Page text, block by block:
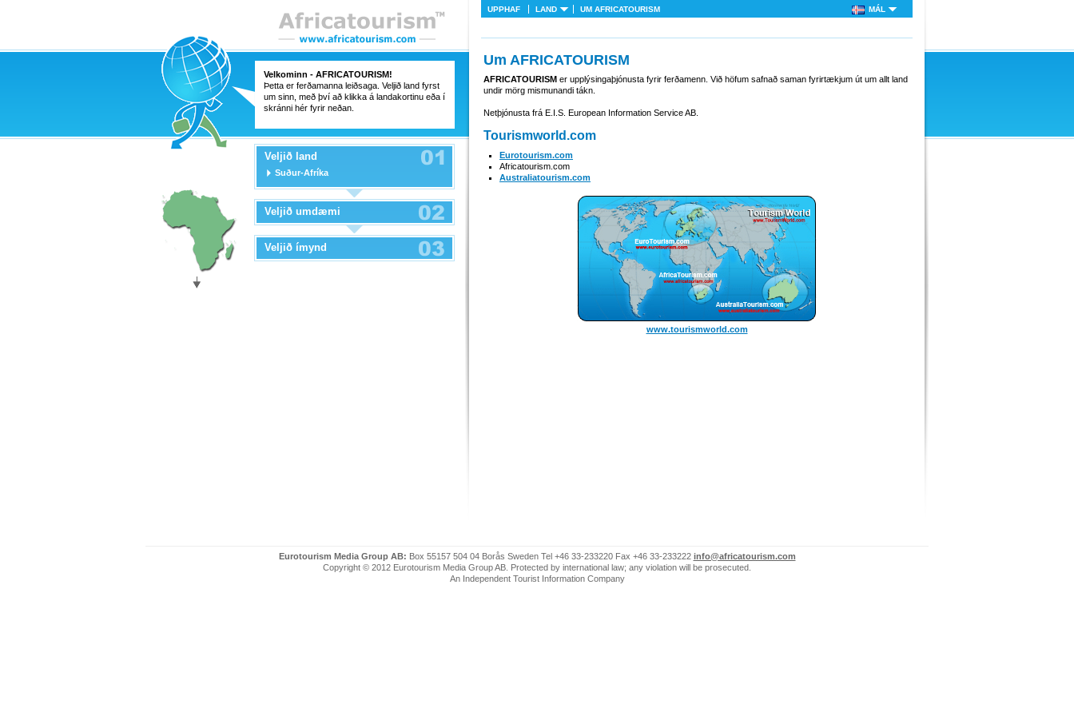
Velkominn - AFRICATOURISM!
Þetta er ferðamanna leiðsaga. Veljið land fyrst
um sinn, með því að klikka á landakortinu eða í
skránni hér fyrir neðan.
Veljið land
Suður-Afríka
Veljið umdæmi
Veljið ímynd
UPPHAF LAND UM AFRICATOURISM MÁL
Um AFRICATOURISM
AFRICATOURISM er upplýsingaþjónusta fyrir ferðamenn. Við höfum safnað saman fyrirtækjum út um allt land
undir mörg mismunandi tákn.
Netþjónusta frá E.I.S. European Information Service AB.
Tourismworld.com
Eurotourism.com
Africatourism.com
Australiatourism.com
www.tourismworld.com
Eurotourism Media Group AB: Box 55157 504 04 Borås Sweden Tel +46 33-233220 Fax +46 33-233222 info@africatourism.com
Copyright © 2012 Eurotourism Media Group AB. Protected by international law; any violation will be prosecuted.
An Independent Tourist Information Company